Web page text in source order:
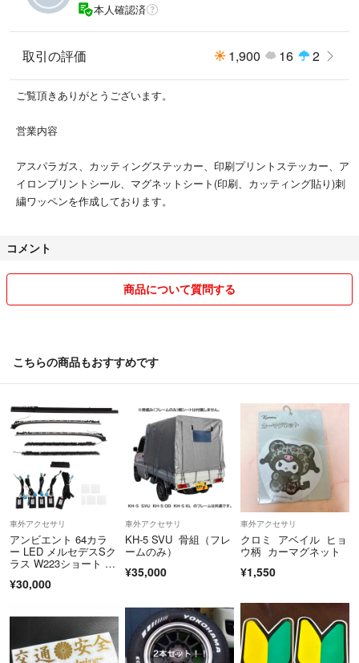
本人確認済
取引の評価 1,900 16 2
ご覧頂きありがとうございます。
営業内容
アスパラガス、カッティングステッカー、印刷プリントステッカー、ア
イロンプリントシール、マグネットシート(印刷、カッティング貼り)刺
繍ワッペンを作成しております。
コメント
商品について質問する
こちらの商品もおすすめです
車外アクセサリ
アンビエント 64カラ
ー LED メルセデスSク
ラス W223ショート 新
¥30,000
車外アクセサリ
KH-5 SVU 骨組（フレ
ームのみ）
¥35,000
車外アクセサリ
クロミ アベイル ヒョ
ウ柄 カーマグネット
¥1,550